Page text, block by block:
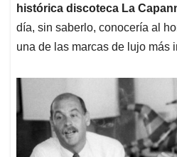
p
k
n
histórica discoteca La
día, sin saberlo, conocería al
una de las marcas de lujo más